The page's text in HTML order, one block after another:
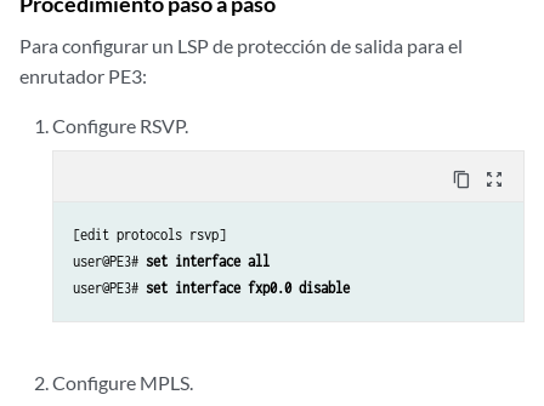
Para configurar un LSP de protección de salida para el
enrutador PE3:
Configure RSVP.
content_copy zoom_out_map
[edit protocols rsvp]
user@PE3# set interface all
user@PE3# set interface fxp0.0 disable
Configure MPLS.